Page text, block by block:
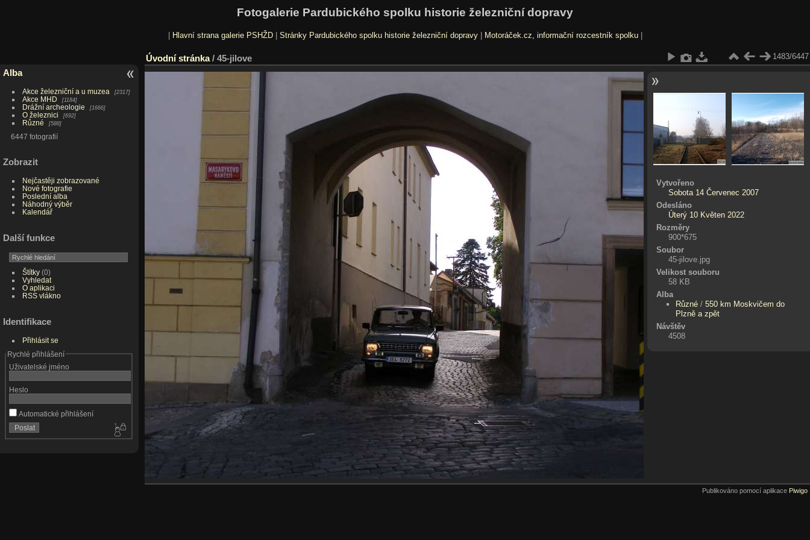
Fotogalerie Pardubického spolku historie železniční dopravy
Hlavní strana galerie PSHŽD| Stránky Pardubického spolku historie železniční dopravy| Motoráček.cz, informační rozcestník spolku|
Alba
Akce železniční a u muzea 2317
Akce MHD 1184
Drážní archeologie 1666
O železnici 692
Různé 588
6447 fotografií
Zobrazit
Nejčastěji zobrazované
Nové fotografie
Poslední alba
Náhodný výběr
Kalendář
Další funkce
Štítky(0)
Vyhledat
O aplikaci
RSS vlákno
Identifikace
Přihlásit se
Rychlé přihlášení
Uživatelské jméno
Heslo
Automatické přihlášení
Úvodní stránka/ 45-jilove 1483/6447
Vytvořeno
Sobota 14 Červenec 2007
Odesláno
Úterý 10 Květen 2022
Rozměry
900*675
Soubor
45-jilove.jpg
Velikost souboru
58 KB
Alba
Různé /550 km Moskvičem do
Plzně a zpět
Návštěv
4508
Publikováno pomocí aplikace Piwigo